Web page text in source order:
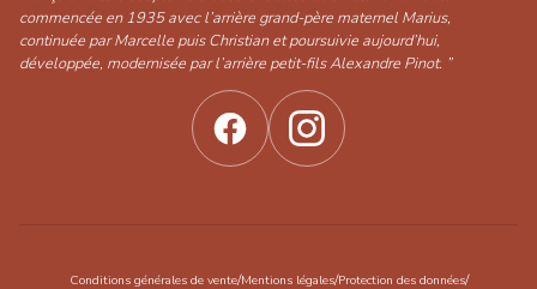
commencée en 1935 avec l’arrière grand-père maternel Marius,
continuée par Marcelle puis Christian et poursuivie aujourd’hui,
développée, modernisée par l’arrière petit-fils Alexandre Pinot. ”
Conditions générales de vente/Mentions légales/Protection des données/